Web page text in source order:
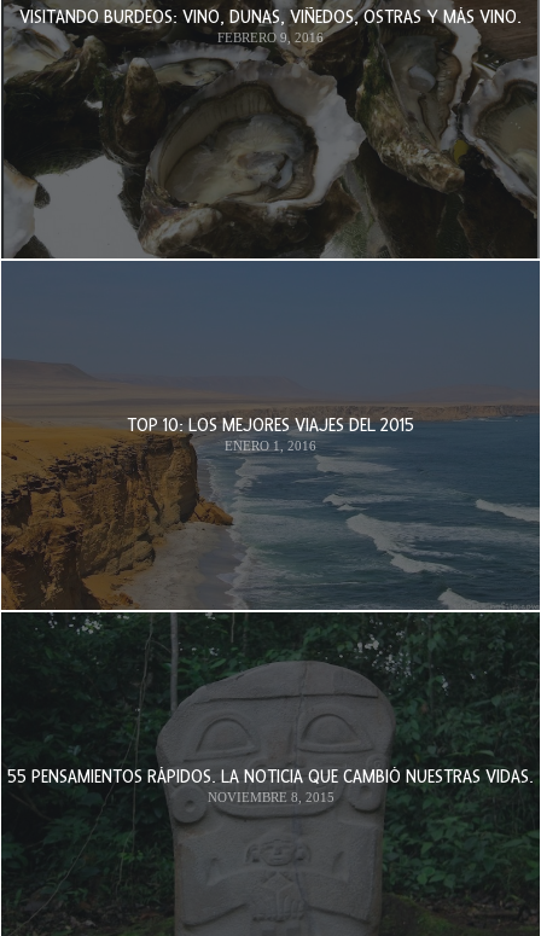
VISITANDO BURDEOS: VINO, DUNAS, VIÑEDOS, OSTRAS Y MÁS VINO.
FEBRERO 9, 2016
TOP 10: LOS MEJORES VIAJES DEL 2015
ENERO 1, 2016
55 PENSAMIENTOS RÁPIDOS. LA NOTICIA QUE CAMBIÓ NUESTRAS VIDAS.
NOVIEMBRE 8, 2015